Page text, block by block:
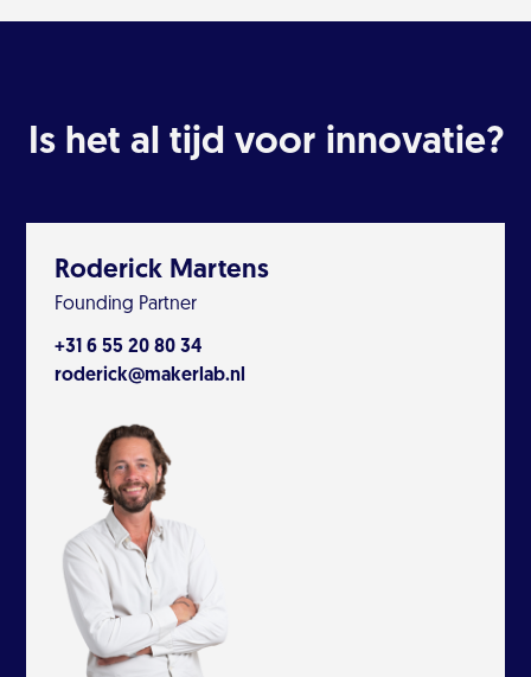
Is het al tijd voor innovatie?
Roderick Martens
Founding Partner
+31 6 55 20 80 34
roderick@makerlab.nl